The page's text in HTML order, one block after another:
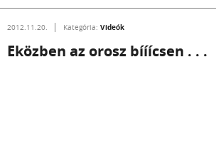
2012.11.20. Kategória: Videók
Eközben az orosz bííícsen . . .